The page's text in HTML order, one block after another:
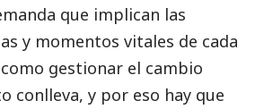
que implican las
y momentos vitales de cada
gestionar el cambio
conlleva, y por eso hay que